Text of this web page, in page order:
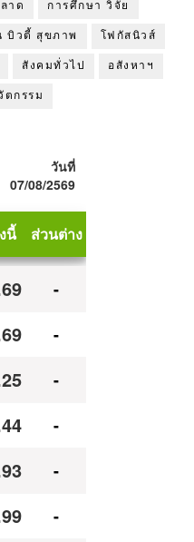
าด การศึกษา วิจัย
บิวตี้ สุขภาพ โฟกัสนิวส์
สังคมทั่วไป อสังหาฯ
ตกรรม